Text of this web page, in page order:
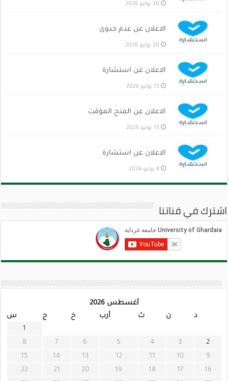
30 يوليو 2026
الاعلان عن عدم جدوى
20 يوليو 2026
الاعلان عن استشارة
15 يوليو 2026
الاعلان عن المنح المؤقت
15 يوليو 2026
الاعلان عن استشارة
8 يوليو 2026
اشترك في قناتنا
أغسطس 2026
د
ن ث أرب خ ج
س
1
2
3
4
5
6
7
8
9
10
11
12
13
14
15
16
17
18
19
20
21
22